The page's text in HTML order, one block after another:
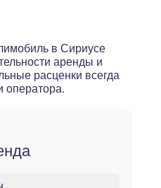
в Сириусе
аренды и
расценки всегда
оператора.